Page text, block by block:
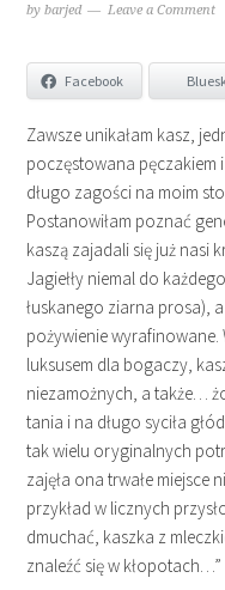
bybarjed Leave a Comment
Facebook
Zawsze unikałam kasz,
poczęstowana pęczakiem
długo zagości na moim
Postanowiłam poznać
kaszą zajadali się już nasi
Jagiełły niemal do
łuskanego ziarna prosa),
pożywienie wyrafinowane.
luksusem dla bogaczy,
niezamożnych, a także…
tania i na długo syciła
tak wielu oryginalnych
zajęła ona trwałe miejsce
przykład w licznych
dmuchać, kaszka z
znaleźć się w kłopotach…”